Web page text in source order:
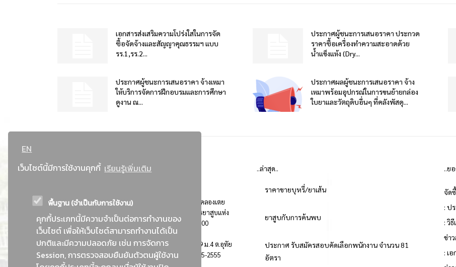
EN
เว็บไซต์นี้มีการใช้งานคุกกี้ เรียนรู้เพิ่มเติม
พื้นฐาน (จำเป็นกับการใช้งาน)
คุกกี้ประเภทนี้มีความจำเป็นต่อการทำงานของ
เว็บไซต์ เพื่อให้เว็บไซต์สามารถทำงานได้เป็น
ปกติและมีความปลอดภัย เช่น การจัดการ
Session, การตรวจสอบยืนยันตัวตนผู้ใช้งาน
เอกสารส่งเสริมความโปร่งใสในการจัด
ซื้อจัดจ้างและสัญญาคุณธรรมฯ แบบ
รร.1,รร.2...
ประกาศผู้ชนะการเสนอราคา ประกวด
ราคาซื้อเครื่องทำความสะอาดด้วย
น้ำแข็งแห้ง (Dry...
ประกาศผู้ชนะการเสนอราคา จ้างเหมา
ให้บริการจัดการฝึกอบรมและการศึกษา
ดูงาน ณ...
ประกาศผลผู้ชนะการเสนอราคา จ้าง
เหมาพร้อมอุปกรณ์ในการขนย้ายกล่อง
ใบยาและวัตถุดิบอื่นๆ ที่คลังพัสดุ...
ที่อยู่ : 184 ถนนพระรามที่ 4 แขวงคลองเตย เขตคลองเตย
กรุงเทพมหานคร 10110 ติดต่อประชาสัมพันธ์ การยาสูบแห่ง
ประเทศไทย Call center โทร. 0-2229-1000
การยาสูบแห่งประเทศไทย พระนครศรีอยุธยา : 999 ม.4 ต.อุทัย
อ.อุทัย จ.พระนครศรีอยุธยา 13210 โทร. 0-3535-2555
..ล่าสุด..
ราคาขายบุหรี่/ยาเส้น
ยาสูบกับการค้นพบ
ประกาศ รับสมัครสอบคัดเลือกพนักงาน จำนวน 81
อัตรา
..ย
จัด
: ป
: วิ
ข่า
: เ